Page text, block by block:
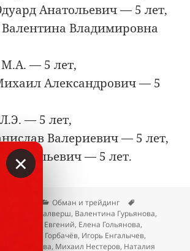
Анатольевич — 5 лет,
Владимировна
— 5 лет,
Александрович — 5
— 5 лет,
Валериевич — 5 лет,
Васильевич — 5 лет.
Рубрики
Обман и трейдинг
Арнис Калверш, Валентина Гурьянова,
Евгений, Елена Гольянова,
Игорь Горбачёв, Игорь Енгалычев,
Ахмедова, Михаил Нестеров, Наталия
×